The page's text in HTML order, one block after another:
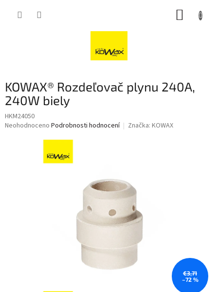
KOWAX® Rozdeľovač plynu 240A,
240W biely
HKM24050
Průměrné
Neohodnoceno Podrobnosti hodnocení Značka: KOWAX
€3,71
–72 %